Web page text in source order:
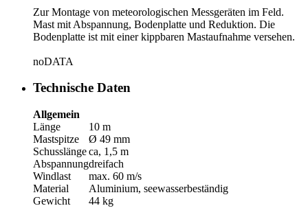
Zur Montage von meteorologischen Messgeräten im Feld.
Mast mit Abspannung, Bodenplatte und Reduktion. Die
Bodenplatte ist mit einer kippbaren Mastaufnahme versehen.
noDATA
Technische Daten
Allgemein
Länge
10 m
Mastspitze
Ø 49 mm
Schusslängeca, 1,5 m
Abspannungdreifach
Windlast
max. 60 m/­s
Material
Aluminium, seewasserbeständig
Gewicht
44 kg